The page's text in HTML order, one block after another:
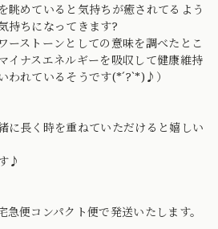
眺めていると気持ちが癒されてるよう
持ちになってきます?
ーストーンとしての意味を調べたとこ
イナスエネルギーを吸収して健康維持
われているそうです(*´?`*)♪）
に長く時を重ねていただけると嬉しい
♪
便コンパクト便で発送いたします。